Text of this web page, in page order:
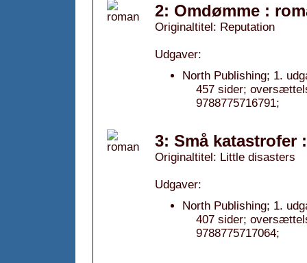
2: Omdømme :
Originaltitel: Reputation
Udgaver:
North Publishing; 1.
457 sider;
9788775716791;
3: Små katastrofer
Originaltitel: Little disasters
Udgaver:
North Publishing; 1.
407 sider;
9788775717064;